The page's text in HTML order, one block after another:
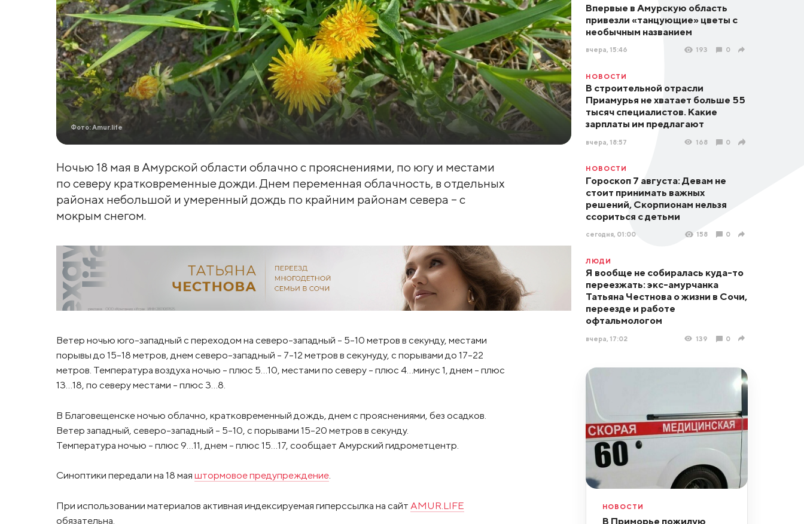
Фото: Amur.life
Ночью 18 мая в Амурской области облачно с прояснениями, по югу и местами
по северу кратковременные дожди. Днем переменная облачность, в отдельных
районах небольшой и умеренный дождь по крайним районам севера – с
мокрым снегом.
Ветер ночью юго-западный с переходом на северо-западный – 5-10 метров в секунду, местами
порывы до 15-18 метров, днем северо-западный – 7-12 метров в секунуду, с порывами до 17-22
метров. Температура воздуха ночью – плюс 5…10, местами по северу – плюс 4…минус 1, днем – плюс
13…18, по северу местами – плюс 3…8.
В Благовещенске ночью облачно, кратковременный дождь, днем с прояснениями, без осадков.
Ветер западный, северо-западный – 5-10, с порывами 15-20 метров в секунду.
Температура ночью – плюс 9…11, днем – плюс 15…17, сообщает Амурский гидрометцентр.
Синоптики передали на 18 мая штормовое предупреждение.
При использовании материалов активная индексируемая гиперссылка на сайт AMUR.LIFE
обязательна.
Впервые в Амурскую область
привезли «танцующие» цветы с
необычным названием
вчера, 15:46 193 0
НОВОСТИ
В строительной отрасли
Приамурья не хватает больше 55
тысяч специалистов. Какие
зарплаты им предлагают
вчера, 18:57 168 0
НОВОСТИ
Гороскоп 7 августа: Девам не
стоит принимать важных
решений, Скорпионам нельзя
ссориться с детьми
сегодня, 01:00 158 0
ЛЮДИ
Я вообще не собиралась куда-то
переезжать: экс-амурчанка
Татьяна Честнова о жизни в Сочи,
переезде и работе
офтальмологом
вчера, 17:02 139 0
НОВОСТИ
В Приморье пожилую